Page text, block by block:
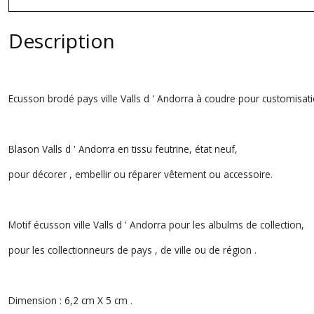
Description
Ecusson brodé pays ville Valls d ' Andorra à coudre pour
Blason Valls d ' Andorra en tissu feutrine, état neuf,
pour décorer , embellir ou réparer vêtement ou accessoire.
Motif écusson ville Valls d ' Andorra pour les albulms de collection,
pour les collectionneurs de pays , de ville ou de région .
Dimension : 6,2 cm X 5 cm .